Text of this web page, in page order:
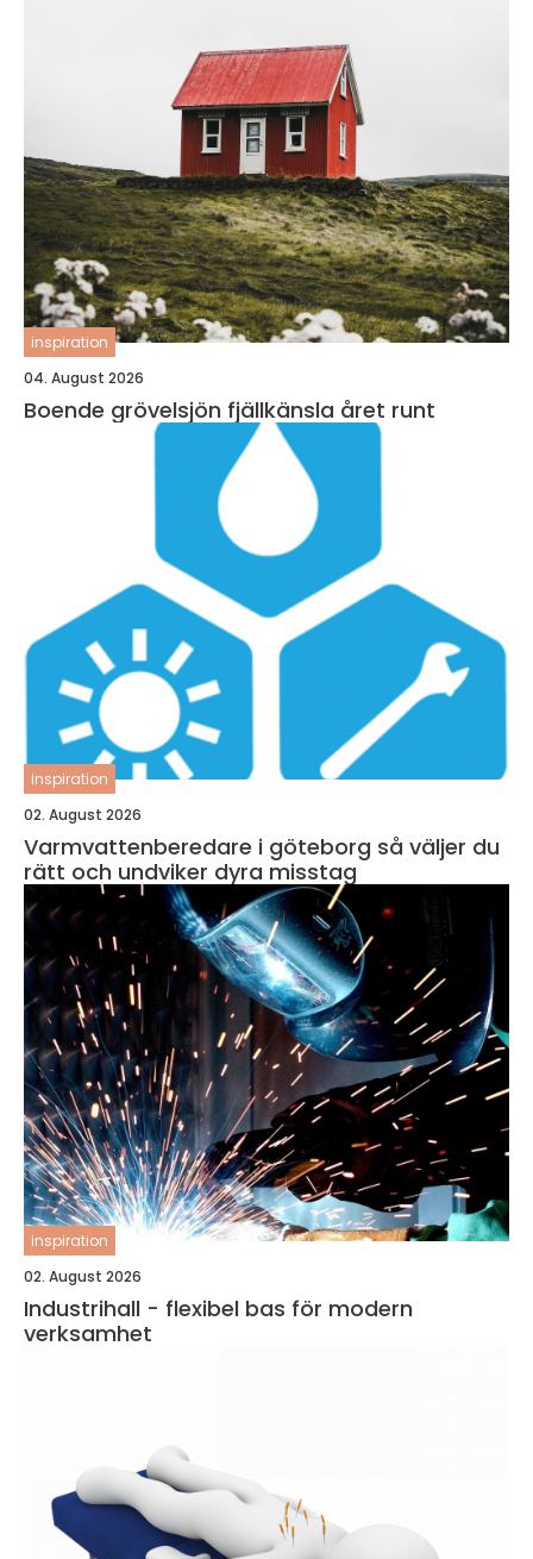
inspiration
04. August 2026
Boende grövelsjön fjällkänsla året runt
inspiration
02. August 2026
Varmvattenberedare i göteborg så väljer du
rätt och undviker dyra misstag
inspiration
02. August 2026
Industrihall - flexibel bas för modern
verksamhet